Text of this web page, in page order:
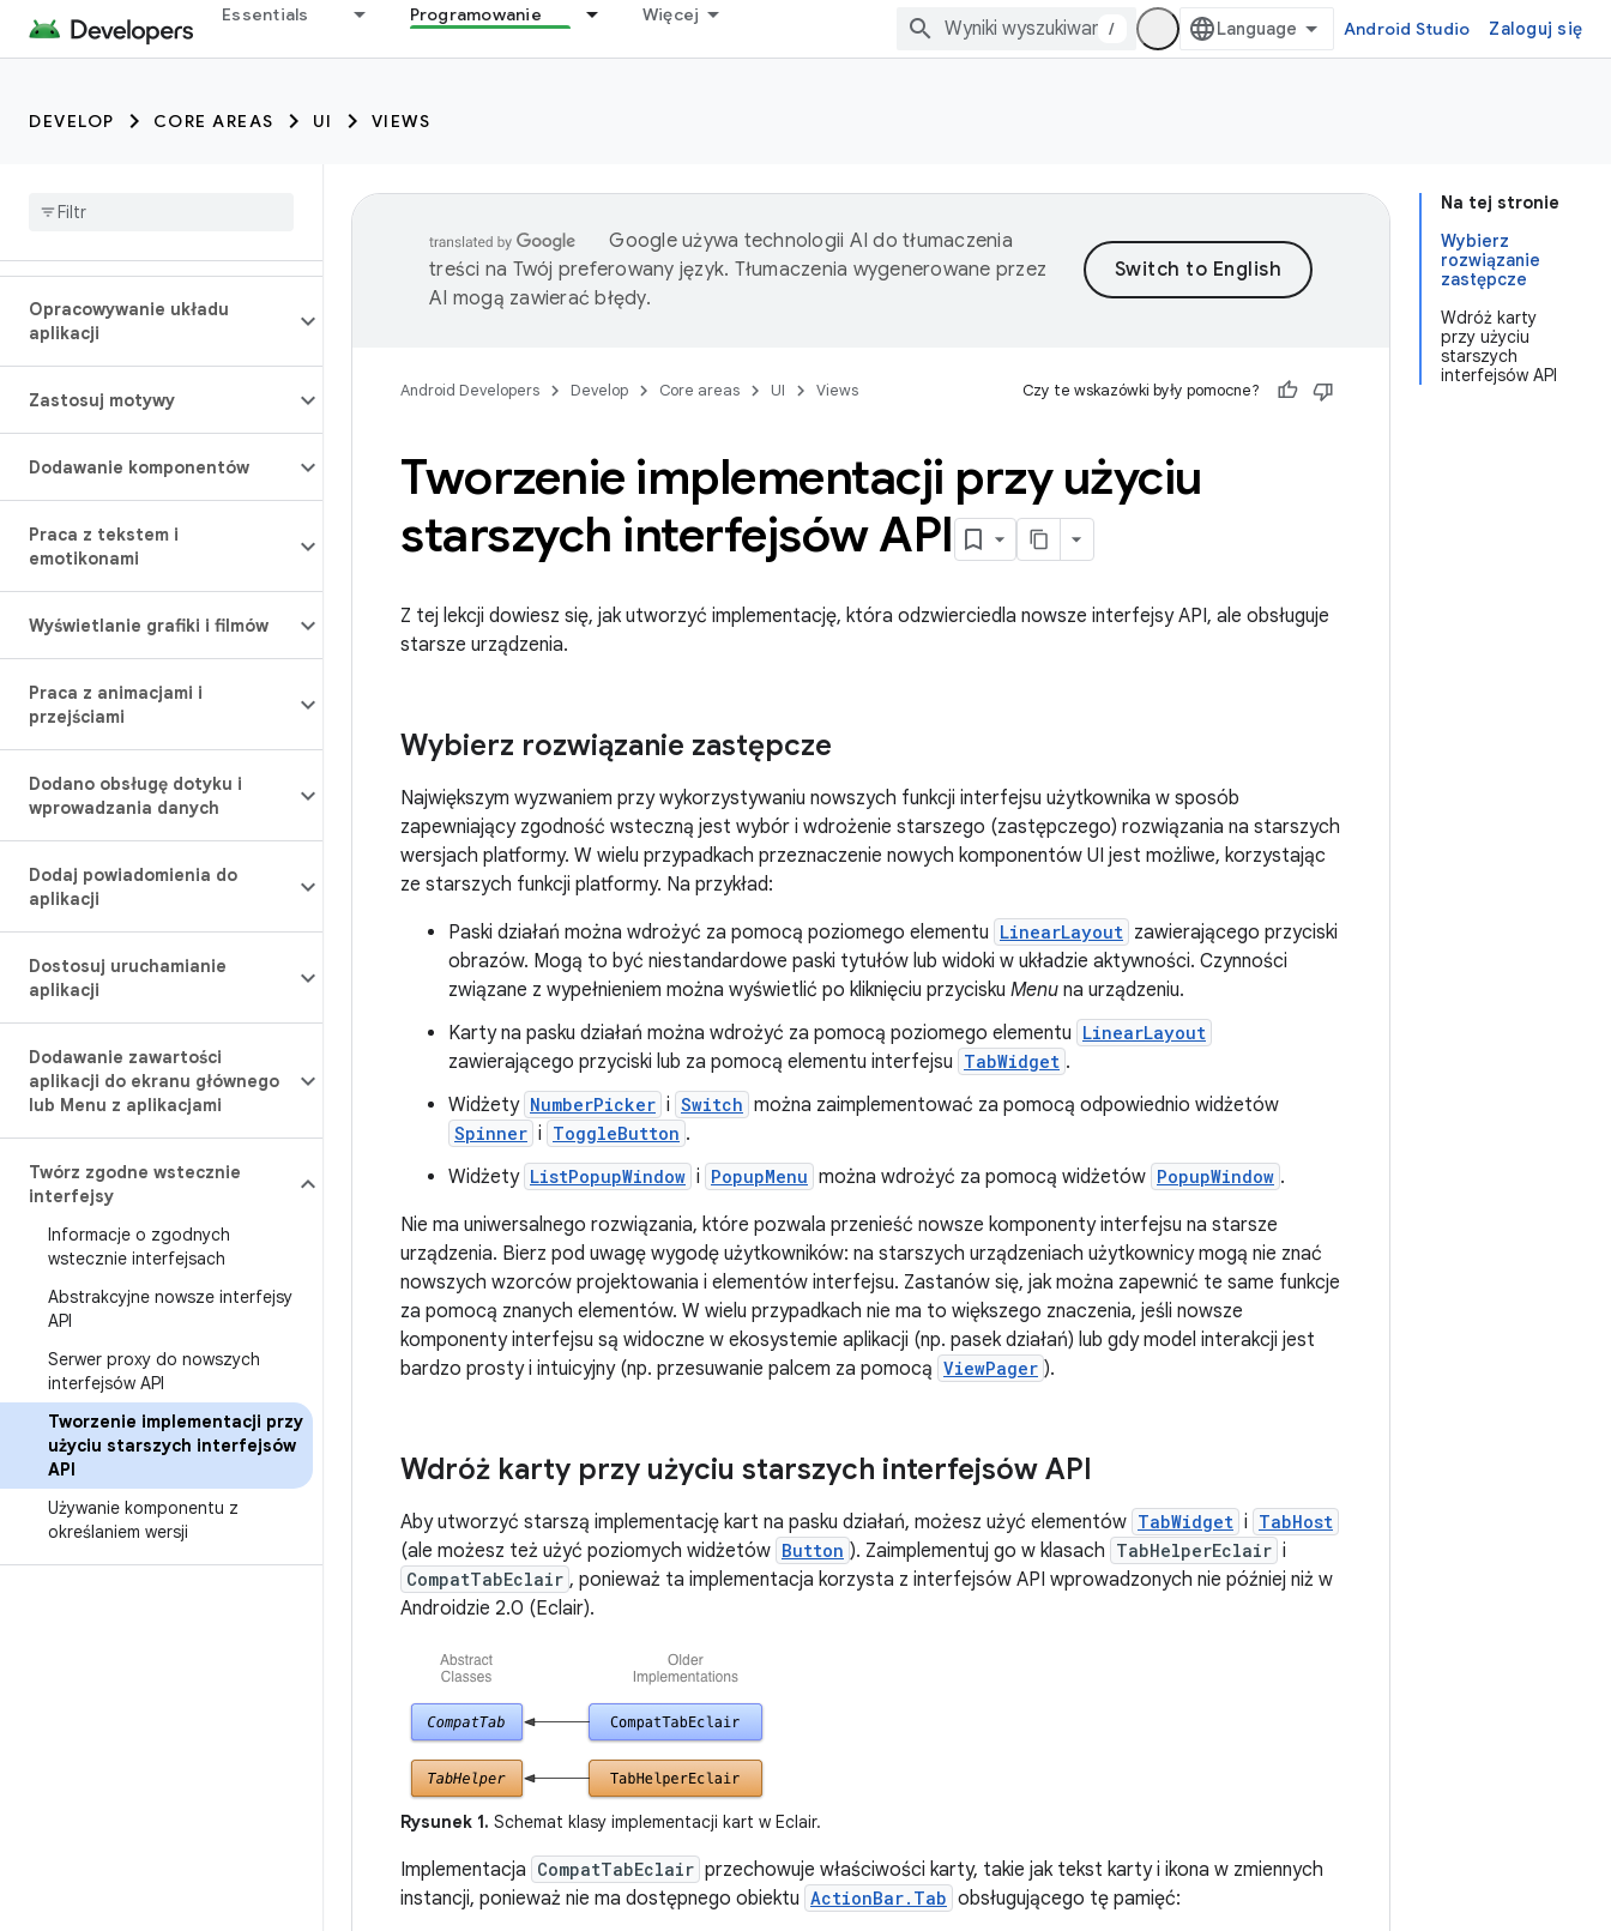
Essentials Programowanie Więcej
/ Android Studio Zaloguj się
DEVELOP CORE AREAS UI VIEWS
Opracowywanie układu
aplikacji
Zastosuj motywy
Dodawanie komponentów
Praca z tekstem i
emotikonami
Wyświetlanie grafiki i filmów
Praca z animacjami i
przejściami
Dodano obsługę dotyku i
wprowadzania danych
Dodaj powiadomienia do
aplikacji
Dostosuj uruchamianie
aplikacji
Dodawanie zawartości
aplikacji do ekranu głównego
lub Menu z aplikacjami
Twórz zgodne wstecznie
interfejsy
Informacje o zgodnych
wstecznie interfejsach
Abstrakcyjne nowsze interfejsy
API
Serwer proxy do nowszych
interfejsów API
Tworzenie implementacji przy
użyciu starszych interfejsów
API
Używanie komponentu z
określaniem wersji
Na tej stronie
Wybierz
rozwiązanie
zastępcze
Wdróż karty
przy użyciu
starszych
interfejsów API
Google używa technologii AI do tłumaczenia
treści na Twój preferowany język. Tłumaczenia wygenerowane przez
AI mogą zawierać błędy.
Android Developers Develop Core areas UI Views Czy te wskazówki były pomocne?
Tworzenie implementacji przy użyciu
starszych interfejsów API
Z tej lekcji dowiesz się, jak utworzyć implementację, która odzwierciedla nowsze interfejsy API, ale obsługuje
starsze urządzenia.
Wybierz rozwiązanie zastępcze
Największym wyzwaniem przy wykorzystywaniu nowszych funkcji interfejsu użytkownika w sposób
zapewniający zgodność wsteczną jest wybór i wdrożenie starszego (zastępczego) rozwiązania na starszych
wersjach platformy. W wielu przypadkach przeznaczenie nowych komponentów UI jest możliwe, korzystając
ze starszych funkcji platformy. Na przykład:
Paski działań można wdrożyć za pomocą poziomego elementu LinearLayout zawierającego przyciski
obrazów. Mogą to być niestandardowe paski tytułów lub widoki w układzie aktywności. Czynności
związane z wypełnieniem można wyświetlić po kliknięciu przycisku Menu na urządzeniu.
Karty na pasku działań można wdrożyć za pomocą poziomego elementu LinearLayout
zawierającego przyciski lub za pomocą elementu interfejsu TabWidget .
Widżety NumberPicker i Switch można zaimplementować za pomocą odpowiednio widżetów
Spinner i ToggleButton .
Widżety ListPopupWindow i PopupMenu można wdrożyć za pomocą widżetów PopupWindow .
Nie ma uniwersalnego rozwiązania, które pozwala przenieść nowsze komponenty interfejsu na starsze
urządzenia. Bierz pod uwagę wygodę użytkowników: na starszych urządzeniach użytkownicy mogą nie znać
nowszych wzorców projektowania i elementów interfejsu. Zastanów się, jak można zapewnić te same funkcje
za pomocą znanych elementów. W wielu przypadkach nie ma to większego znaczenia, jeśli nowsze
komponenty interfejsu są widoczne w ekosystemie aplikacji (np. pasek działań) lub gdy model interakcji jest
bardzo prosty i intuicyjny (np. przesuwanie palcem za pomocą ViewPager ).
Wdróż karty przy użyciu starszych interfejsów API
Aby utworzyć starszą implementację kart na pasku działań, możesz użyć elementów TabWidget i TabHost
(ale możesz też użyć poziomych widżetów Button ). Zaimplementuj go w klasach TabHelperEclair i
CompatTabEclair , ponieważ ta implementacja korzysta z interfejsów API wprowadzonych nie później niż w
Androidzie 2.0 (Eclair).
Rysunek 1. Schemat klasy implementacji kart w Eclair.
Implementacja CompatTabEclair przechowuje właściwości karty, takie jak tekst karty i ikona w zmiennych
instancji, ponieważ nie ma dostępnego obiektu ActionBar.Tab obsługującego tę pamięć: